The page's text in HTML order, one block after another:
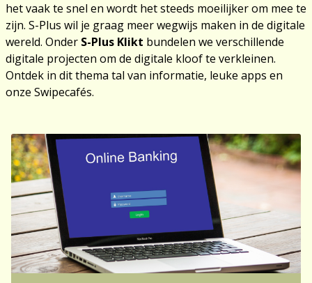
het vaak te snel en wordt het steeds moeilijker om mee te
zijn. S-Plus wil je graag meer wegwijs maken in de digitale
wereld. Onder S-Plus Klikt bundelen we verschillende
digitale projecten om de digitale kloof te verkleinen.
Ontdek in dit thema tal van informatie, leuke apps en
onze Swipecafés.
SITE STRUCTUUR